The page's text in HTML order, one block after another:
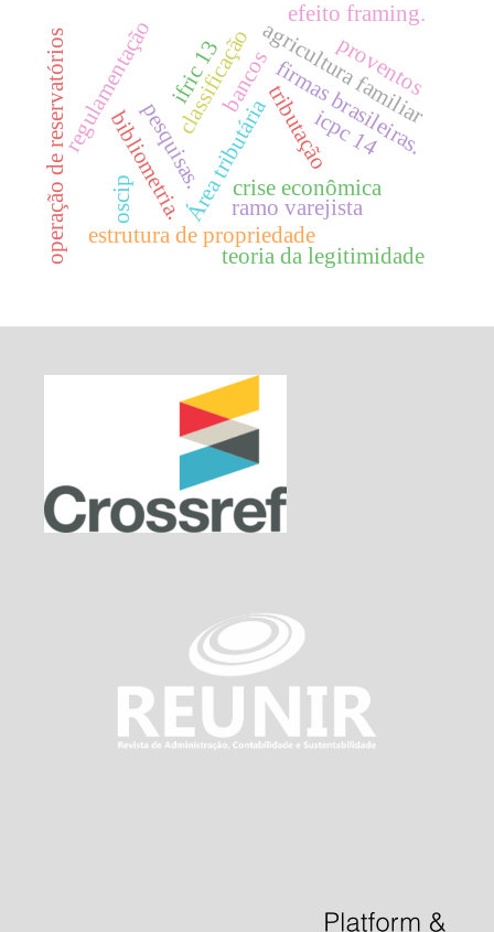
classificação
Área tributáriatributação
estrutura de propriedade
firmas brasileiras.
agricultura familiar
bibliometria.
bancos
crise econômica
regulamentaçãopesquisas.
oscip
ramo varejista
teoria da legitimidade
ifric 13
operação de reservatórios icpc 14
proventos
efeito framing.